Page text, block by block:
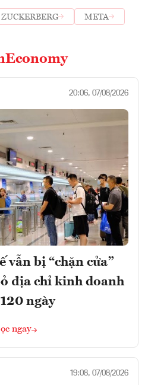
META
20:06, 07/08/2026
vẫn bị “chặn cửa”
địa chỉ kinh doanh
ngày
ngay
19:08, 07/08/2026